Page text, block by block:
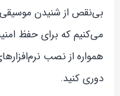
بی‌نقص از شنیدن موسیقی
می‌کنیم که برای حفظ
همواره از نصب
دوری کنید.